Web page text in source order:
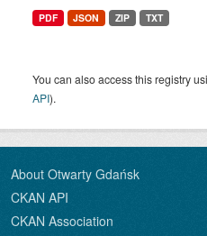
PDF JSON ZIP TXT
You can also access this registry
API).
About Otwarty Gdańsk
CKAN API
CKAN Association